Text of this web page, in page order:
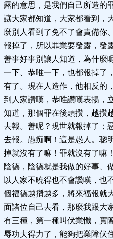
露的意思，是我們自己所造的
讓大家都知道，大家都看到，
麼別人看到了免不了會責備你
報掉了，所以罪業要發露，發
善事好事別讓人知道，為什麼
一下、恭唯一下，也都報掉了
有了。現在人造作，他相反的
到人家讚嘆，恭唯讚嘆表揚，
知道，那個罪在後頭攢，越攢
去報。善呢？現世就報掉了；
去報。愚痴啊！這是愚人。聰
掉就沒有了嘛！罪就沒有了嘛
陰德，陰德就是我做的好事、
以人家不曉得也不會讚嘆，也
個福德越攢越多，將來福報就
面諸位自己去看，那麼我跟大
有三種，第一種叫伏業懺，實
辱功夫得力了，能夠把業障伏